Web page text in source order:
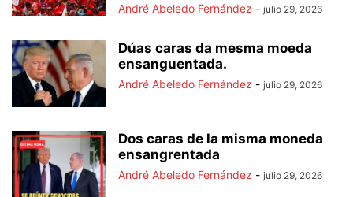
André Abeledo Fernández - julio 29, 2026
Dúas caras da mesma moeda
ensanguentada.
André Abeledo Fernández - julio 29, 2026
Dos caras de la misma moneda
ensangrentada
André Abeledo Fernández - julio 29, 2026